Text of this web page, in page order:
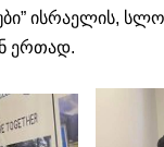
ისრაელის,
ერთად.